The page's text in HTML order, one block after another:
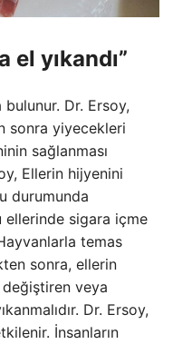
yıkandı”
bulunur. Dr. Ersoy,
sonra yiyecekleri
sağlanması
Ellerin hijyenini
durumunda
ellerinde sigara içme
temas
sonra, ellerin
veya
Dr. Ersoy,
İnsanların